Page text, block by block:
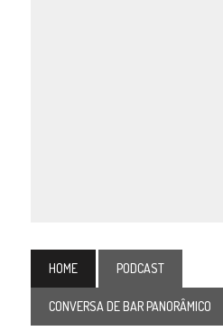
HOME PODCAST
CONVERSA DE BAR PANORÂMICO